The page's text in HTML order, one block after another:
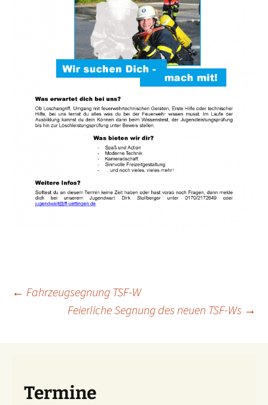
Beitragsnavigation
← Fahrzeugsegnung TSF-W
Feierliche Segnung des neuen TSF-Ws →
Termine